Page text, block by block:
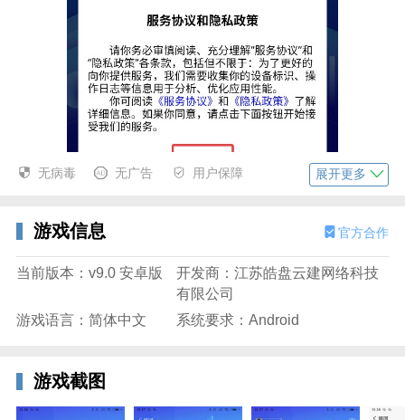
操作。
无病毒 无广告 用户保障 展开更多
游戏信息 官方合作
当前版本：v9.0 安卓版
开发商：江苏皓盘云建网络科技
有限公司
游戏语言：简体中文
系统要求：Android
游戏截图